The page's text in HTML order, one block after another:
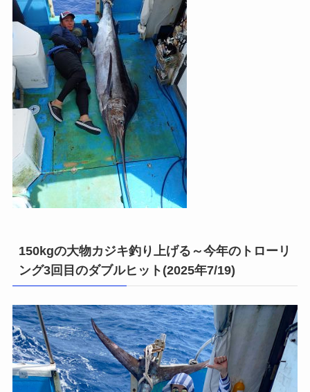
150kgの大物カジキ釣り上げる～今年のトローリ
ング3回目のダブルヒット(2025年7/19)